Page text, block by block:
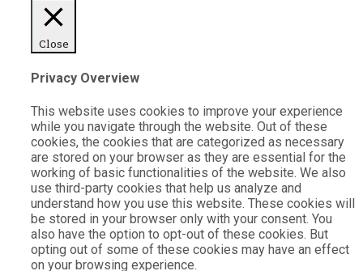
Close
Privacy Overview
This website uses cookies to improve your experience
while you navigate through the website. Out of these
cookies, the cookies that are categorized as necessary
are stored on your browser as they are essential for the
working of basic functionalities of the website. We also
use third-party cookies that help us analyze and
understand how you use this website. These cookies will
be stored in your browser only with your consent. You
also have the option to opt-out of these cookies. But
opting out of some of these cookies may have an effect
on your browsing experience.